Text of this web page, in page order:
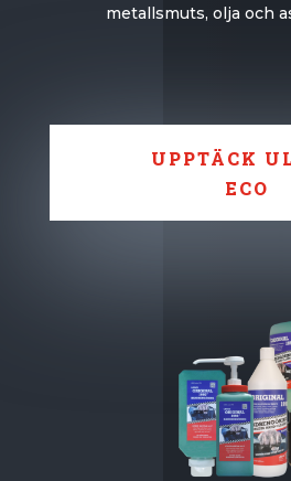
metallsmuts, olja och
UPPTÄCK
ECO